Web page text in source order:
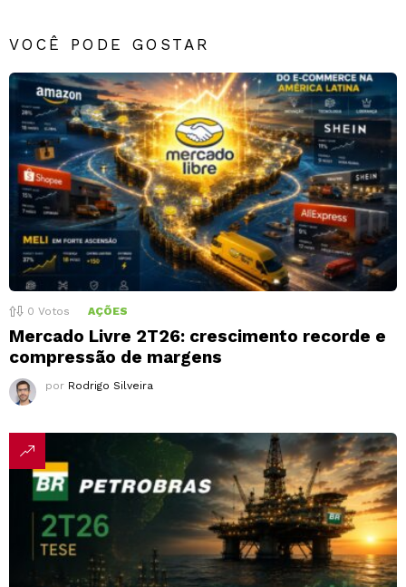
VOCÊ PODE GOSTAR
0 Votos AÇÕES
Mercado Livre 2T26: crescimento recorde e
compressão de margens
por Rodrigo Silveira